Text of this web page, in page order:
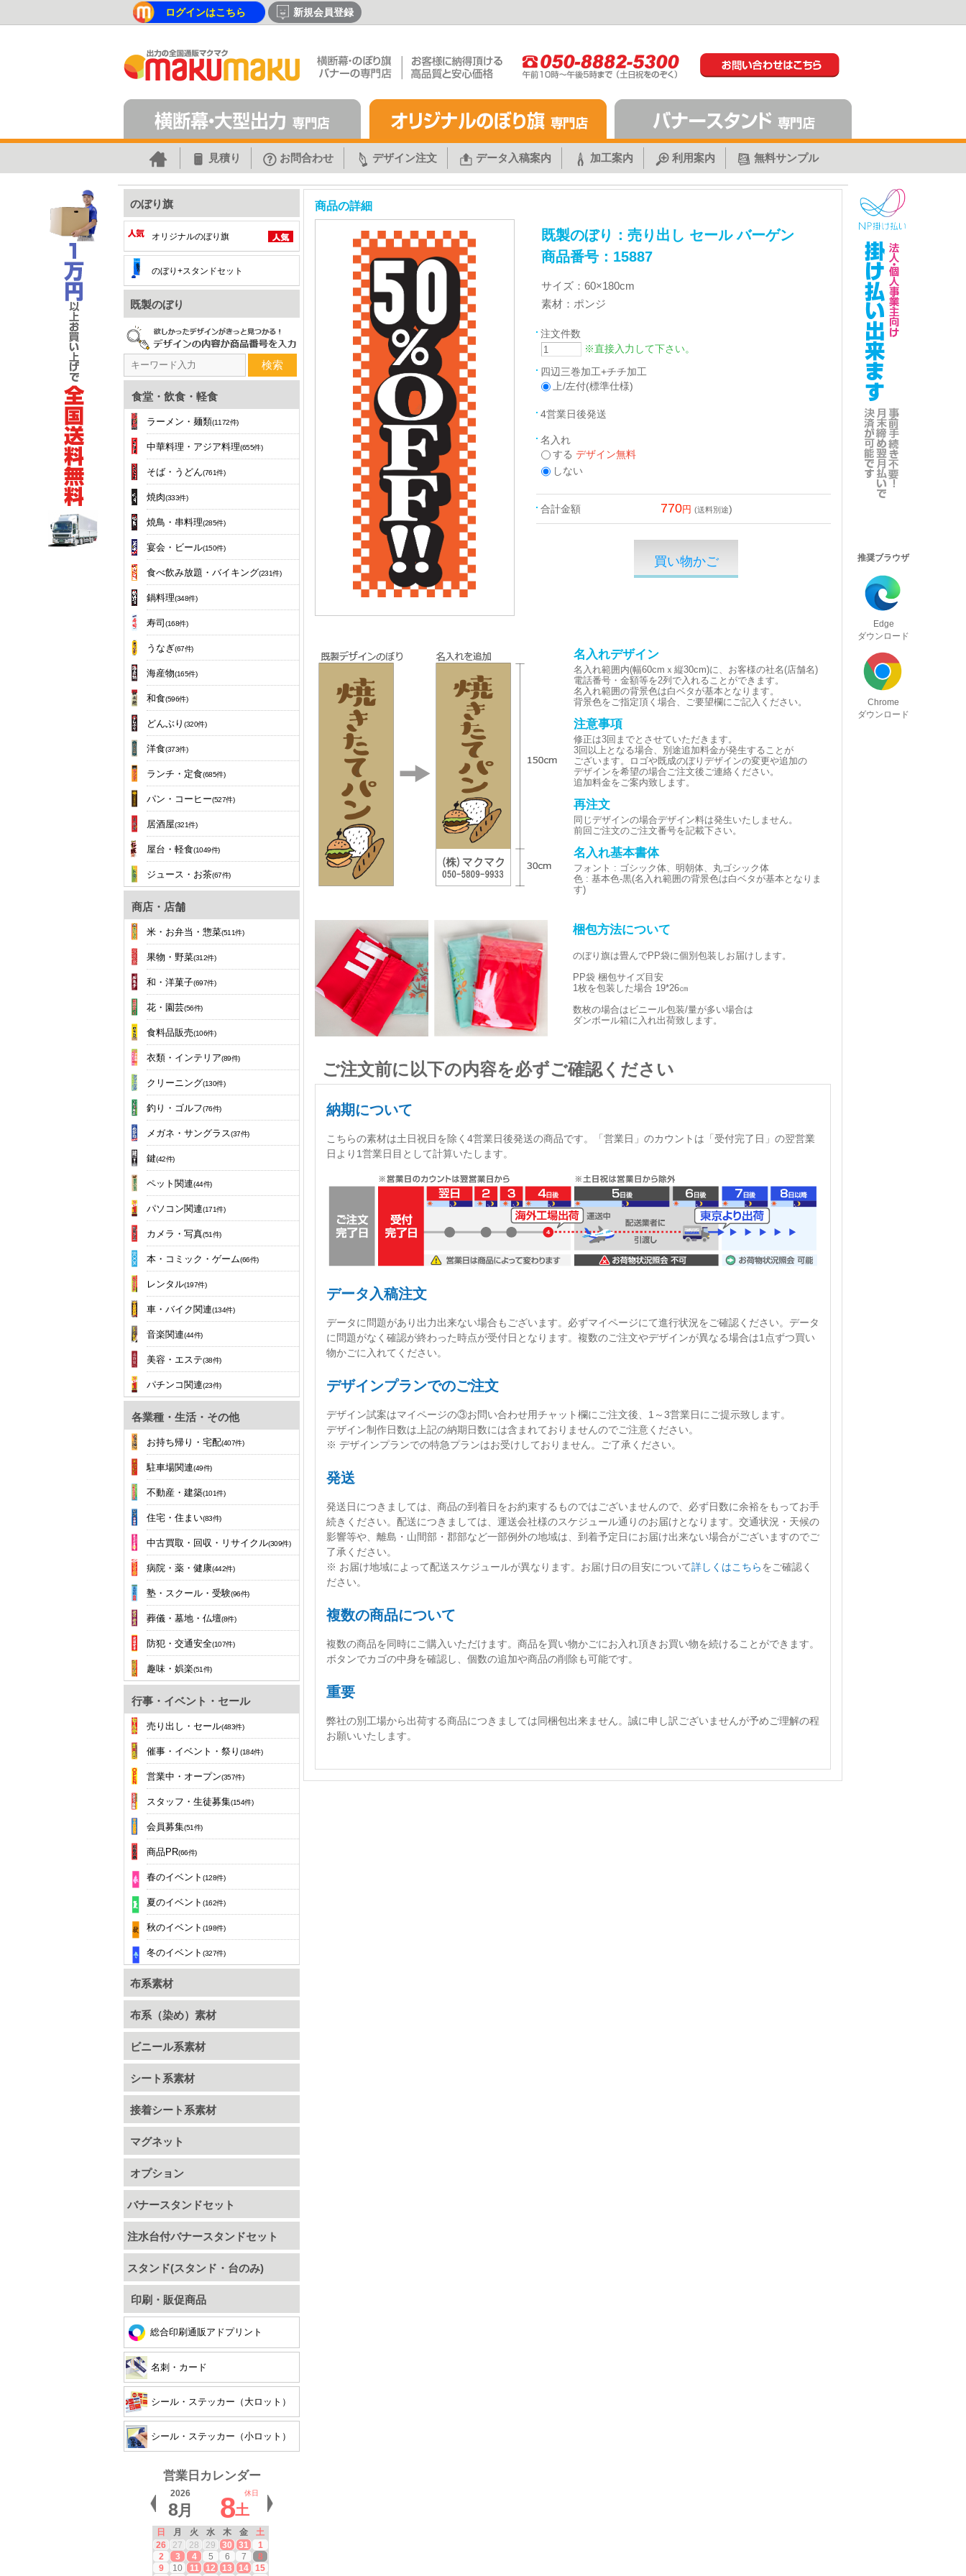
ログインはこちら 新規会員登録
見積り お問合わせ デザイン注文 データ入稿案内 加工案内 利用案内 無料サンプル
のぼり旗
オリジナルのぼり旗
のぼり+スタンドセット
既製のぼり
検索
食堂・飲食・軽食
ラーメン・麺類(1172件)
中華料理・アジア料理(655件)
そば・うどん(761件)
焼肉(333件)
焼鳥・串料理(285件)
宴会・ビール(150件)
食べ飲み放題・バイキング(231件)
鍋料理(348件)
寿司 (168件)
うなぎ(67件)
海産物(165件)
和食(596件)
どんぶり (320件)
洋食(373件)
ランチ・定食(685件)
パン・コーヒー(527件)
居酒屋(321件)
屋台・軽食(1049件)
ジュース・お茶(67件)
商店・店舗
米・お弁当・惣菜(511件)
果物・野菜(312件)
和・洋菓子(697件)
花・園芸(56件)
食料品販売(106件)
衣類・インテリア(89件)
クリーニング(130件)
釣り・ゴルフ(76件)
メガネ・サングラス(37件)
鍵(42件)
ペット関連(44件)
パソコン関連(171件)
カメラ・写真(51件)
本・コミック・ゲーム(66件)
レンタル(197件)
車・バイク関連(134件)
音楽関連(44件)
美容・エステ(38件)
パチンコ関連(23件)
各業種・生活・その他
お持ち帰り・宅配(407件)
駐車場関連(49件)
不動産・建築(101件)
住宅・住まい(83件)
中古買取・回収・リサイクル(309件)
病院・薬・健康(442件)
塾・スクール・受験(96件)
葬儀・墓地・仏壇(8件)
防犯・交通安全(107件)
趣味・娯楽(51件)
行事・イベント・セール
売り出し・セール(483件)
催事・イベント・祭り (184件)
営業中・オープン(357件)
スタッフ・生徒募集(154件)
会員募集(51件)
商品PR(66件)
春のイベント (128件)
夏のイベント (162件)
秋のイベント (198件)
冬のイベント (327件)
布系素材
布系（染め）素材
ビニール系素材
シート系素材
接着シート系素材
マグネット
オプション
バナースタンドセット
注水台付バナースタンドセット
スタンド(スタンド・台のみ)
印刷・販促商品
総合印刷通販アドプリント
名刺・カード
シール・ステッカー（大ロット）
シール・ステッカー（小ロット）
営業日カレンダー
2026
8月
休日
8土
日 月 火 水 木 金
土
26
27 28 29 30 31
1
2
3 4 5 6 7
8
9
10 11 12 13 14
15
推奨ブラウザ
Edge
ダウンロード
Chrome
ダウンロード
商品の詳細
既製のぼり：売り出し セール バーゲン
商品番号：15887
サイズ：60×180cm
素材：ポンジ
注文件数
※直接入力して下さい。
四辺三巻加工+チチ加工
上/左付(標準仕様)
4営業日後発送
名入れ
する デザイン無料
しない
合計金額 770 (送料別途)
名入れデザイン
名入れ範囲内(幅60cmｘ縦30cm)に、お客様の社名(店舗名)
電話番号・金額等を2列で入れることができます。
名入れ範囲の背景色は白ベタが基本となります。
背景色をご指定頂く場合、ご要望欄にご記入ください。
注意事項
修正は3回までとさせていただきます。
3回以上となる場合、別途追加料金が発生することが
ございます。ロゴや既成のぼりデザインの変更や追加の
デザインを希望の場合ご注文後ご連絡ください。
追加料金をご案内致します。
再注文
同じデザインの場合デザイン料は発生いたしません。
前回ご注文のご注文番号を記載下さい。
名入れ基本書体
フォント : ゴシック体、明朝体、丸ゴシック体
色 : 基本色-黒(名入れ範囲の背景色は白ベタが基本となりま
す)
梱包方法について
のぼり旗は畳んでPP袋に個別包装しお届けします。
PP袋 梱包サイズ目安
1枚を包装した場合 19*26㎝
数枚の場合はビニール包装/量が多い場合は
ダンボール箱に入れ出荷致します。
ご注文前に以下の内容を必ずご確認ください
納期について
こちらの素材は土日祝日を除く4営業日後発送の商品です。「営業日」のカウントは「受付完了日」の翌営業
日より1営業日目として計算いたします。
データ入稿注文
データに問題があり出力出来ない場合もございます。必ずマイページにて進行状況をご確認ください。 データ
に問題がなく確認が終わった時点が受付日 となります。複数のご注文やデザインが異なる場合は1点ずつ買い
物かごに入れてください。
デザインプランでのご注文
デザイン試案はマイページの③お問い合わせ用チャット欄にご注文後、 1～3営業日にご提示致します。
デザイン制作日数は上記の納期日数には含まれておりませんのでご注意ください。
※ デザインプランでの特急プランはお受けしておりません。ご了承ください。
発送
発送日につきましては、 商品の到着日をお約束するものではございませんので、必ず日数に余裕をもってお手
続きください。配送につきましては、運送会社様のスケジュール通りのお届けとなります。交通状況・天候の
影響等や、離島・山間部・郡部など一部例外の地域は、到着予定日にお届け出来ない場合がございますのでご
了承ください。
※ お届け地域によって配送スケジュールが異なります。お届け日の目安について詳しくはこちらをご確認く
ださい。
複数の商品について
複数の商品を同時にご購入いただけます。商品を買い物かごにお入れ頂きお買い物を続けることができます。
ボタンでカゴの中身を確認し、個数の追加や商品の削除も可能です。
重要
弊社の別工場から出荷する商品につきましては同梱包出来ません。誠に申し訳ございませんが予めご理解の程
お願いいたします。